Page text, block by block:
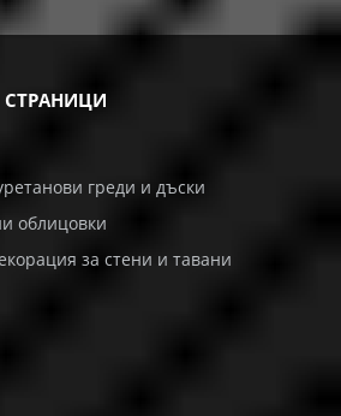
греди и дъски
облицовки
за стени и тавани